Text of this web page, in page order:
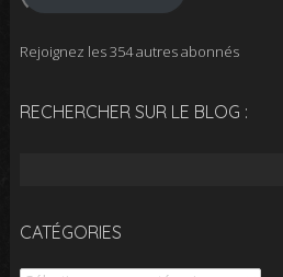
Rejoignez les 354 autres abonnés
RECHERCHER SUR LE BLOG :
CATÉGORIES